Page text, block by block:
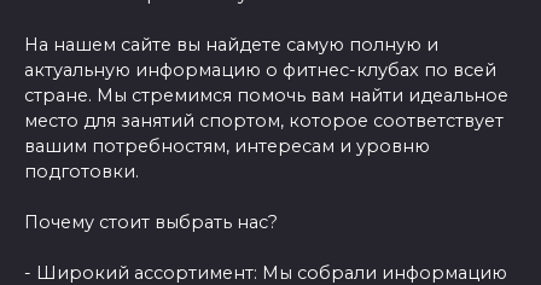
На нашем сайте вы найдете самую полную и
актуальную информацию о фитнес-клубах по всей
стране. Мы стремимся помочь вам найти идеальное
место для занятий спортом, которое соответствует
вашим потребностям, интересам и уровню
подготовки.
Почему стоит выбрать нас?
- Широкий ассортимент: Мы собрали информацию